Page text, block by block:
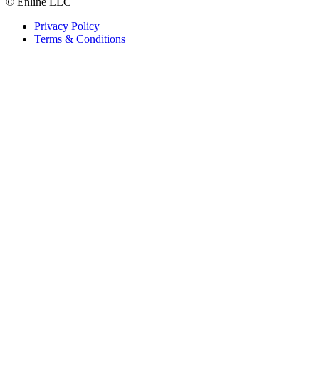
Privacy Policy
Terms & Conditions